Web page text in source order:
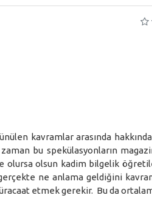
kavramlar arasında
bu spekülasyonların
olursa olsun kadim bilgelik
ne anlama geldiğini
etmek gerekir. Bu da